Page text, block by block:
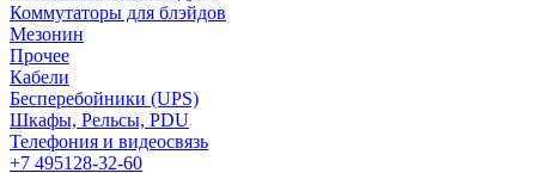
Коммутаторы для блэйдов
Мезонин
Прочее
Кабели
Бесперебойники (UPS)
Шкафы, Рельсы, PDU
Телефония и видеосвязь
+7 495128-32-60